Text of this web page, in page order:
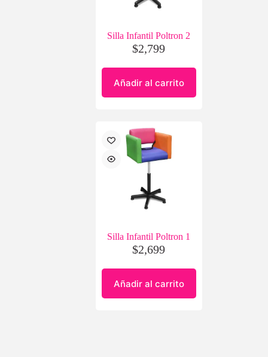
Silla Infantil Poltron 2
$2,799
Añadir al carrito
Silla Infantil Poltron 1
$2,699
Añadir al carrito